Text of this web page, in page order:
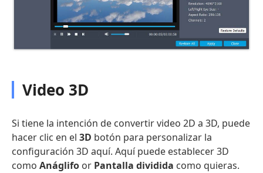
Video 3D
Si tiene la intención de convertir video 2D a 3D, puede
hacer clic en el 3D botón para personalizar la
configuración 3D aquí. Aquí puede establecer 3D
como Anáglifo or Pantalla dividida como quieras.